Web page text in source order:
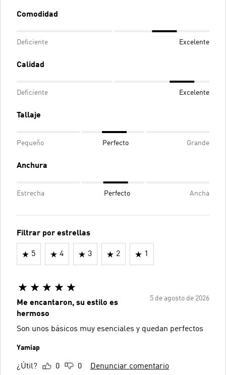
Comodidad
Deficiente Excelente
Calidad
Deficiente Excelente
Tallaje
Pequeño Perfecto Grande
Anchura
Estrecha Perfecto Ancha
Filtrar por estrellas
5 4 3 2 1
5 de agosto de 2026
Me encantaron, su estilo es
hermoso
Son unos básicos muy esenciales y quedan perfectos
Yamiap
¿Útil? 0 0 Denunciar comentario